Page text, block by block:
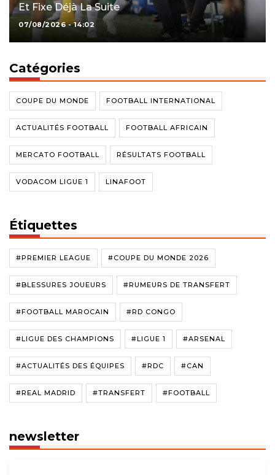
Et Fixe Déjà La Suite
07/08/2026 - 14:02
Catégories
COUPE DU MONDE FOOTBALL INTERNATIONAL
ACTUALITÉS FOOTBALL FOOTBALL AFRICAIN
MERCATO FOOTBALL RÉSULTATS FOOTBALL
VODACOM LIGUE 1 LINAFOOT
Étiquettes
#PREMIER LEAGUE #COUPE DU MONDE 2026
#BLESSURES JOUEURS #RUMEURS DE TRANSFERT
#FOOTBALL MAROCAIN #RD CONGO
#LIGUE DES CHAMPIONS #LIGUE 1 #ARSENAL
#ACTUALITÉS DES ÉQUIPES #RDC #CAN
#REAL MADRID #TRANSFERT #FOOTBALL
newsletter